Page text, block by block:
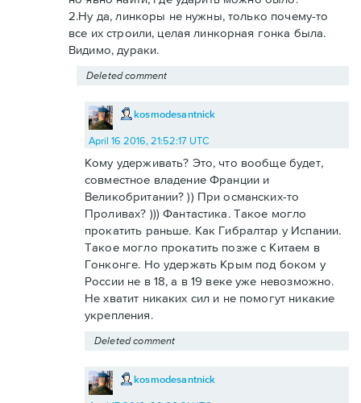
2.Ну да, линкоры не нужны, только почему-то
все их строили, целая линкорная гонка была.
Видимо, дураки.
Deleted comment
kosmodesantnick
April 16 2016, 21:52:17 UTC
Кому удерживать? Это, что вообще будет,
совместное владение Франции и
Великобритании? )) При османских-то
Проливах? ))) Фантастика. Такое могло
прокатить раньше. Как Гибралтар у Испании.
Такое могло прокатить позже с Китаем в
Гонконге. Но удержать Крым под боком у
России не в 18, а в 19 веке уже невозможно.
Не хватит никаких сил и не помогут никакие
укрепления.
Deleted comment
kosmodesantnick